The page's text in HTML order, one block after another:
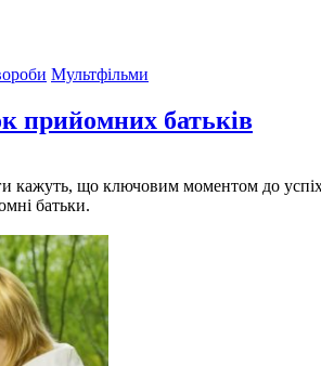
Мультфільми
прийомних батьків
що ключовим моментом до
батьки.